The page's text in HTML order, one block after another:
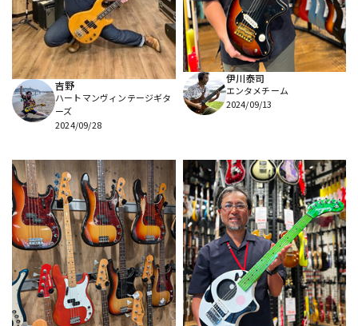
吉野
ハートマンヴィンテージギタ
ーズ
2024/09/28
伊川泰司
エンタメチーム
2024/09/13